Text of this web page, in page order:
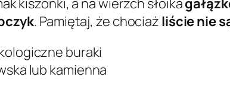
. Pamiętaj, że chociaż liście nie
buraki
lub kamienna